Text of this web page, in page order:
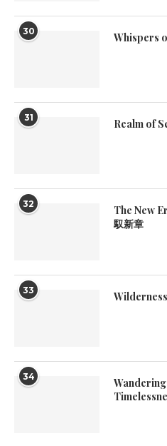
30 Whispers
31 Realm of
32
The New
馭新章
33
34